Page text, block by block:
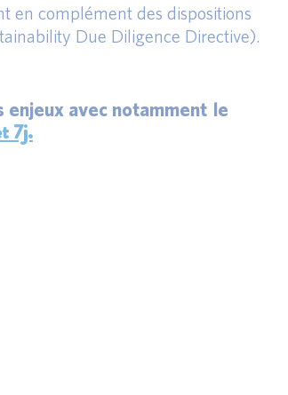
en complément des dispositions
Due Diligence Directive).
enjeux avec notamment le
7j.